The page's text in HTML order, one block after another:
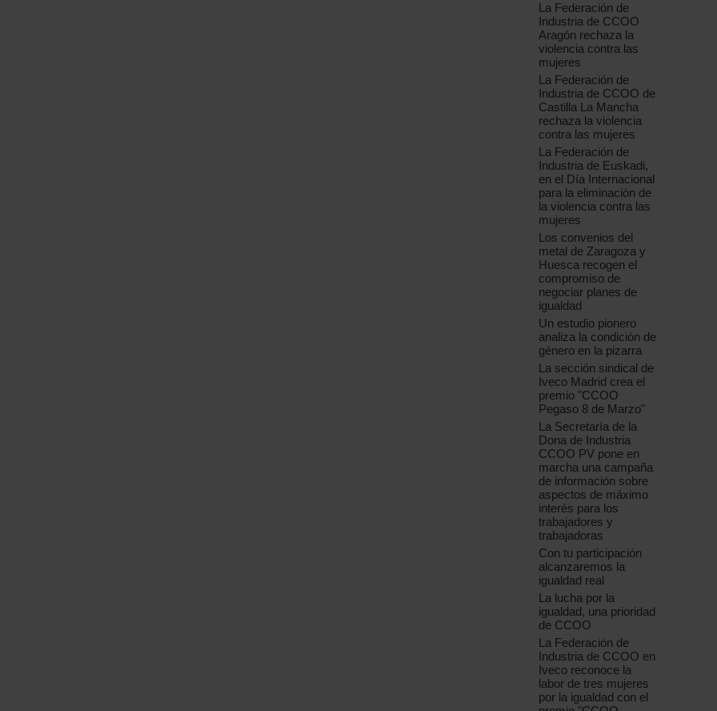
La Federación de
Industria de CCOO
Aragón rechaza la
violencia contra las
mujeres
La Federación de
Industria de CCOO de
Castilla La Mancha
rechaza la violencia
contra las mujeres
La Federación de
Industria de Euskadi,
en el Día Internacional
para la eliminación de
la violencia contra las
mujeres
Los convenios del
metal de Zaragoza y
Huesca recogen el
compromiso de
negociar planes de
igualdad
Un estudio pionero
analiza la condición de
género en la pizarra
La sección sindical de
Iveco Madrid crea el
premio "CCOO
Pegaso 8 de Marzo"
La Secretaría de la
Dona de Industria
CCOO PV pone en
marcha una campaña
de información sobre
aspectos de máximo
interés para los
trabajadores y
trabajadoras
Con tu participación
alcanzaremos la
igualdad real
La lucha por la
igualdad, una prioridad
de CCOO
La Federación de
Industria de CCOO en
Iveco reconoce la
labor de tres mujeres
por la igualdad con el